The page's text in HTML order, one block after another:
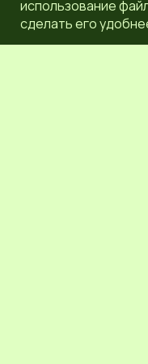
использование
сделать его